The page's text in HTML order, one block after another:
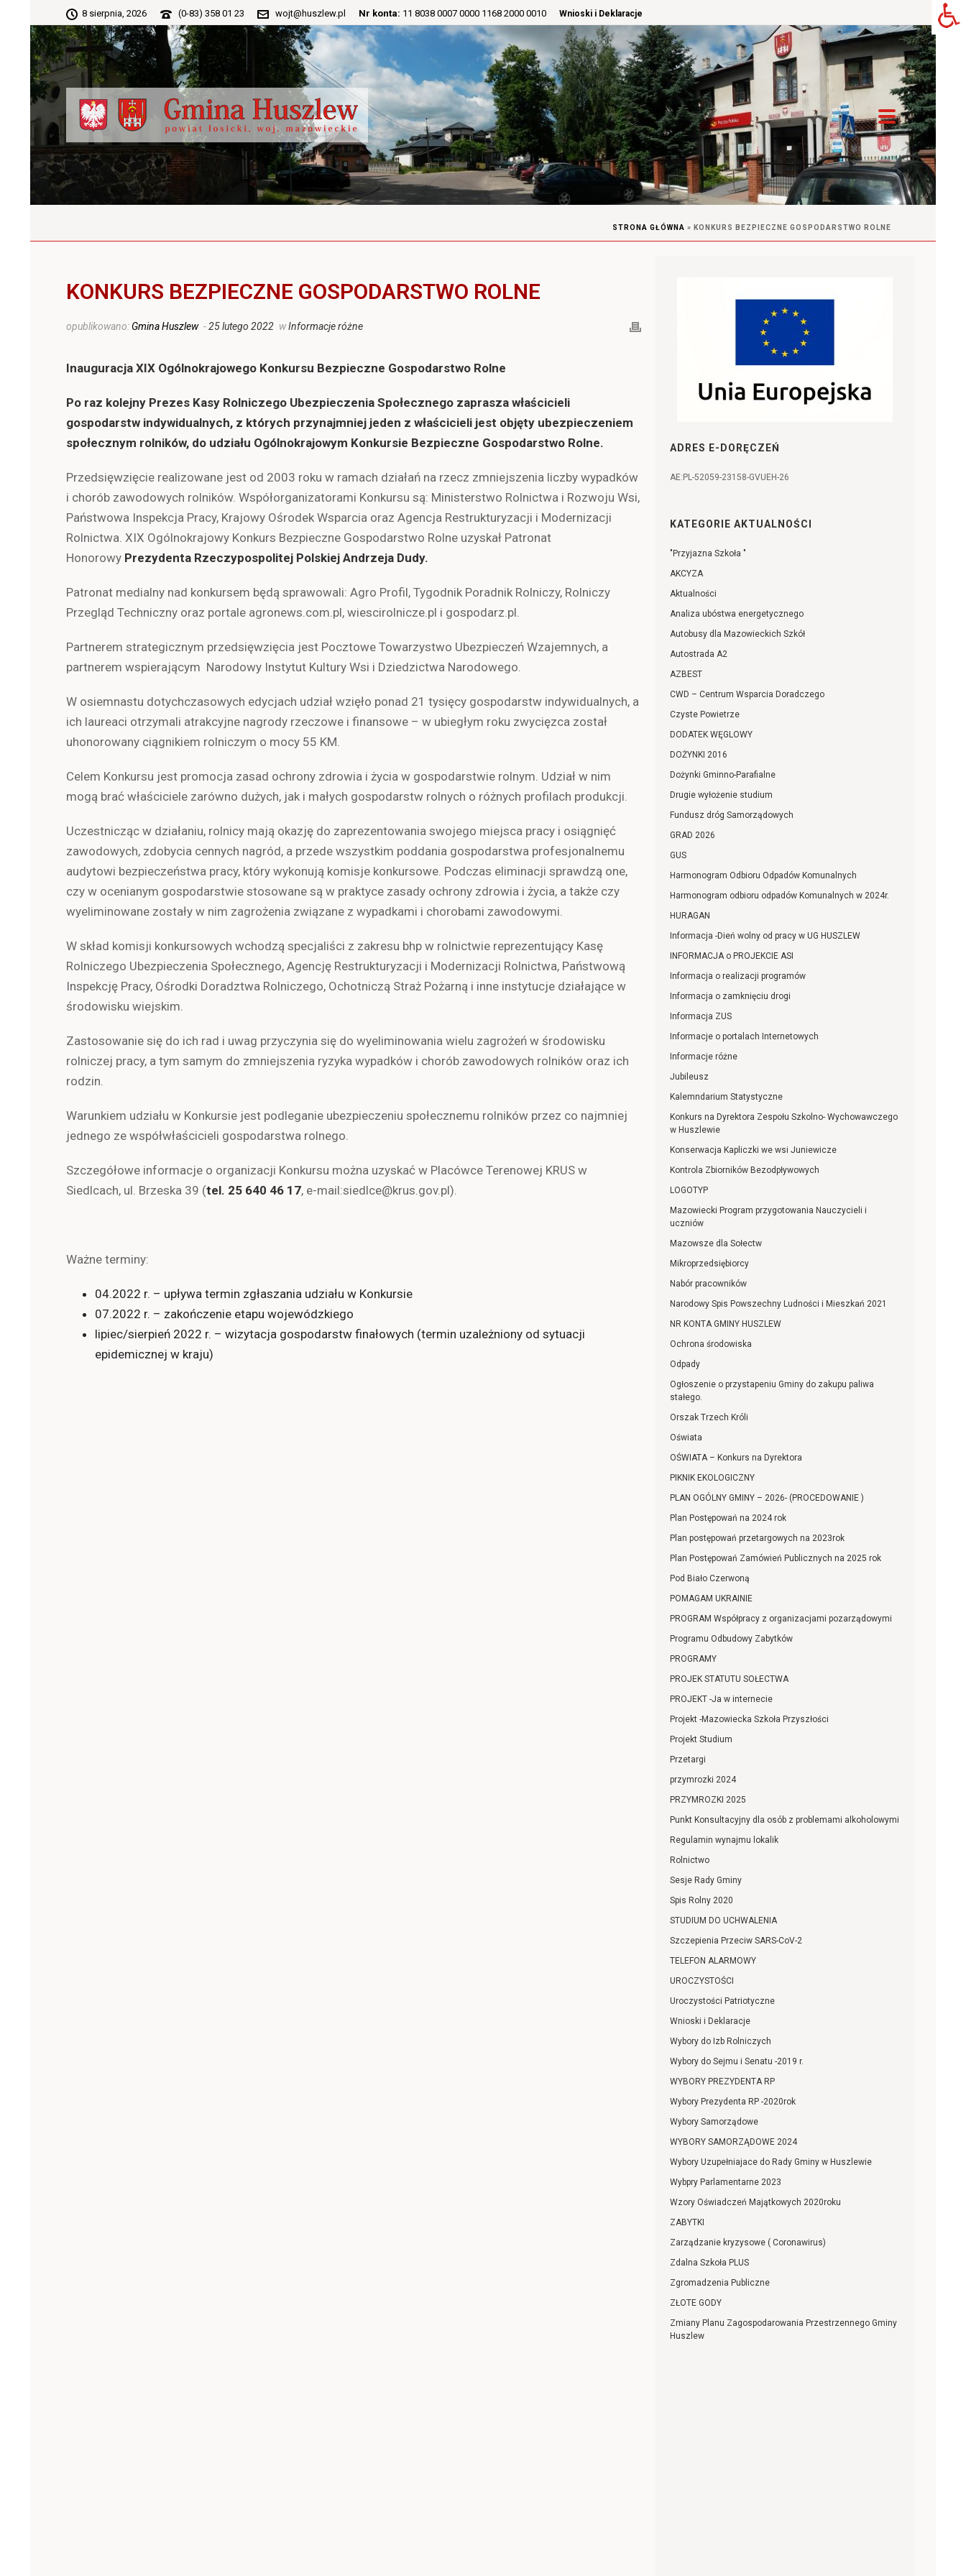
8 sierpnia, 2026 (0-83) 358 01 23 wojt@huszlew.pl Nr konta: 11 8038 0007 0000 1168 2000 0010 Wnioski i Deklaracje
STRONA GŁÓWNA » KONKURS BEZPIECZNE GOSPODARSTWO ROLNE
KONKURS BEZPIECZNE GOSPODARSTWO ROLNE
opublikowano: Gmina Huszlew -25 lutego 2022 wInformacje różne
Inauguracja XIX Ogólnokrajowego Konkursu Bezpieczne Gospodarstwo Rolne
Po raz kolejny Prezes Kasy Rolniczego Ubezpieczenia Społecznego zaprasza właścicieli
gospodarstw indywidualnych, z których przynajmniej jeden z właścicieli jest objęty ubezpieczeniem
społecznym rolników, do udziału Ogólnokrajowym Konkursie Bezpieczne Gospodarstwo Rolne.
Przedsięwzięcie realizowane jest od 2003 roku w ramach działań na rzecz zmniejszenia liczby wypadków
i chorób zawodowych rolników. Współorganizatorami Konkursu są: Ministerstwo Rolnictwa i Rozwoju Wsi,
Państwowa Inspekcja Pracy, Krajowy Ośrodek Wsparcia oraz Agencja Restrukturyzacji i Modernizacji
Rolnictwa. XIX Ogólnokrajowy Konkurs Bezpieczne Gospodarstwo Rolne uzyskał Patronat
Honorowy Prezydenta Rzeczypospolitej Polskiej Andrzeja Dudy.
Patronat medialny nad konkursem będą sprawowali: Agro Profil, Tygodnik Poradnik Rolniczy, Rolniczy
Przegląd Techniczny oraz portale agronews.com.pl, wiescirolnicze.pl i gospodarz.pl.
Partnerem strategicznym przedsięwzięcia jest Pocztowe Towarzystwo Ubezpieczeń Wzajemnych, a
partnerem wspierającym Narodowy Instytut Kultury Wsi i Dziedzictwa Narodowego.
W osiemnastu dotychczasowych edycjach udział wzięło ponad 21 tysięcy gospodarstw indywidualnych, a
ich laureaci otrzymali atrakcyjne nagrody rzeczowe i finansowe – w ubiegłym roku zwycięzca został
uhonorowany ciągnikiem rolniczym o mocy 55 KM.
Celem Konkursu jest promocja zasad ochrony zdrowia i życia w gospodarstwie rolnym. Udział w nim
mogą brać właściciele zarówno dużych, jak i małych gospodarstw rolnych o różnych profilach produkcji.
Uczestnicząc w działaniu, rolnicy mają okazję do zaprezentowania swojego miejsca pracy i osiągnięć
zawodowych, zdobycia cennych nagród, a przede wszystkim poddania gospodarstwa profesjonalnemu
audytowi bezpieczeństwa pracy, który wykonują komisje konkursowe. Podczas eliminacji sprawdzą one,
czy w ocenianym gospodarstwie stosowane są w praktyce zasady ochrony zdrowia i życia, a także czy
wyeliminowane zostały w nim zagrożenia związane z wypadkami i chorobami zawodowymi.
W skład komisji konkursowych wchodzą specjaliści z zakresu bhp w rolnictwie reprezentujący Kasę
Rolniczego Ubezpieczenia Społecznego, Agencję Restrukturyzacji i Modernizacji Rolnictwa, Państwową
Inspekcję Pracy, Ośrodki Doradztwa Rolniczego, Ochotniczą Straż Pożarną i inne instytucje działające w
środowisku wiejskim.
Zastosowanie się do ich rad i uwag przyczynia się do wyeliminowania wielu zagrożeń w środowisku
rolniczej pracy, a tym samym do zmniejszenia ryzyka wypadków i chorób zawodowych rolników oraz ich
rodzin.
Warunkiem udziału w Konkursie jest podleganie ubezpieczeniu społecznemu rolników przez co najmniej
jednego ze współwłaścicieli gospodarstwa rolnego.
Szczegółowe informacje o organizacji Konkursu można uzyskać w Placówce Terenowej KRUS w
Siedlcach, ul. Brzeska 39 (tel. 25 640 46 17, e-mail:siedlce@krus.gov.pl).
Ważne terminy:
04.2022 r. – upływa termin zgłaszania udziału w Konkursie
07.2022 r. – zakończenie etapu wojewódzkiego
lipiec/sierpień 2022 r. – wizytacja gospodarstw finałowych (termin uzależniony od sytuacji
epidemicznej w kraju)
ADRES E-DORĘCZEŃ
AE:PL-52059-23158-GVUEH-26
KATEGORIE AKTUALNOŚCI
"Przyjazna Szkoła "
AKCYZA
Aktualności
Analiza ubóstwa energetycznego
Autobusy dla Mazowieckich Szkół
Autostrada A2
AZBEST
CWD – Centrum Wsparcia Doradczego
Czyste Powietrze
DODATEK WĘGLOWY
DOŻYNKI 2016
Dożynki Gminno-Parafialne
Drugie wyłożenie studium
Fundusz dróg Samorządowych
GRAD 2026
GUS
Harmonogram Odbioru Odpadów Komunalnych
Harmonogram odbioru odpadów Komunalnych w 2024r.
HURAGAN
Informacja -Dień wolny od pracy w UG HUSZLEW
INFORMACJA o PROJEKCIE ASI
Informacja o realizacji programów
Informacja o zamknięciu drogi
Informacja ZUS
Informacje o portalach Internetowych
Informacje różne
Jubileusz
Kalemndarium Statystyczne
Konkurs na Dyrektora Zespołu Szkolno- Wychowawczego
w Huszlewie
Konserwacja Kapliczki we wsi Juniewicze
Kontrola Zbiorników Bezodpływowych
LOGOTYP
Mazowiecki Program przygotowania Nauczycieli i
uczniów
Mazowsze dla Sołectw
Mikroprzedsiębiorcy
Nabór pracowników
Narodowy Spis Powszechny Ludności i Mieszkań 2021
NR KONTA GMINY HUSZLEW
Ochrona środowiska
Odpady
Ogłoszenie o przystapeniu Gminy do zakupu paliwa
stałego.
Orszak Trzech Króli
Oświata
OŚWIATA – Konkurs na Dyrektora
PIKNIK EKOLOGICZNY
PLAN OGÓLNY GMINY – 2026- (PROCEDOWANIE )
Plan Postępowań na 2024 rok
Plan postępowań przetargowych na 2023rok
Plan Postępowań Zamówień Publicznych na 2025 rok
Pod Biało Czerwoną
POMAGAM UKRAINIE
PROGRAM Współpracy z organizacjami pozarządowymi
Programu Odbudowy Zabytków
PROGRAMY
PROJEK STATUTU SOŁECTWA
PROJEKT -Ja w internecie
Projekt -Mazowiecka Szkoła Przyszłości
Projekt Studium
Przetargi
przymrozki 2024
PRZYMROZKI 2025
Punkt Konsultacyjny dla osób z problemami alkoholowymi
Regulamin wynajmu lokalik
Rolnictwo
Sesje Rady Gminy
Spis Rolny 2020
STUDIUM DO UCHWALENIA
Szczepienia Przeciw SARS-CoV-2
TELEFON ALARMOWY
UROCZYSTOŚCI
Uroczystości Patriotyczne
Wnioski i Deklaracje
Wybory do Izb Rolniczych
Wybory do Sejmu i Senatu -2019 r.
WYBORY PREZYDENTA RP
Wybory Prezydenta RP -2020rok
Wybory Samorządowe
WYBORY SAMORZĄDOWE 2024
Wybory Uzupełniajace do Rady Gminy w Huszlewie
Wybpry Parlamentarne 2023
Wzory Oświadczeń Majątkowych 2020roku
ZABYTKI
Zarządzanie kryzysowe ( Coronawirus)
Zdalna Szkoła PLUS
Zgromadzenia Publiczne
ZŁOTE GODY
Zmiany Planu Zagospodarowania Przestrzennego Gminy
Huszlew